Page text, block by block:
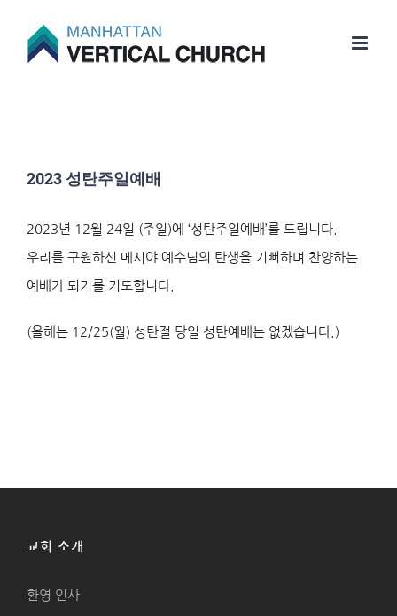
2023 성탄주일예배
2023년 12월 24일 (주일)에 ‘성탄주일예배’를 드립니다.
우리를 구원하신 메시야 예수님의 탄생을 기뻐하며 찬양하는
예배가 되기를 기도합니다.
(올해는 12/25(월) 성탄절 당일 성탄예배는 없겠습니다.)
교회 소개
환영 인사